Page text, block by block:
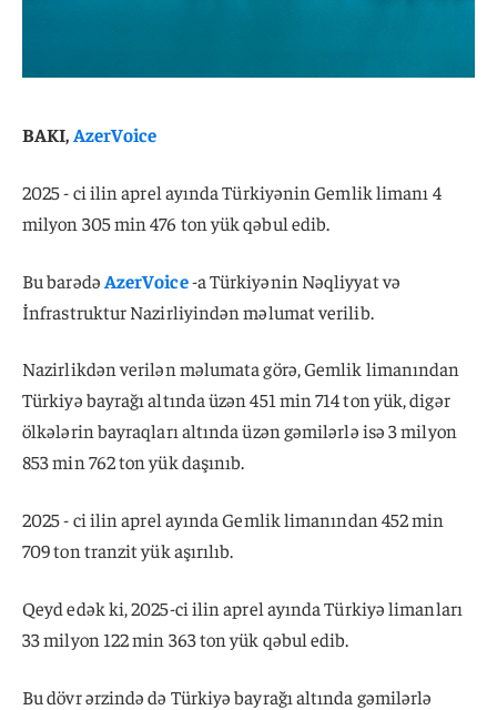
BAKI,AzerVoice
2025 - ci ilin aprel ayında Türkiyənin Gemlik limanı 4
milyon 305 min 476 ton yük qəbul edib.
Bu barədəAzerVoice-a Türkiyənin Nəqliyyat və
İnfrastruktur Nazirliyindən məlumat verilib.
Nazirlikdən verilən məlumata görə, Gemlik limanından
Türkiyə bayrağı altında üzən 451 min 714 ton yük, digər
ölkələrin bayraqları altında üzən gəmilərlə isə 3 milyon
853 min 762 ton yük daşınıb.
2025 - ci ilin aprel ayında Gemlik limanından 452 min
709 ton tranzit yük aşırılıb.
Qeyd edək ki, 2025-ci ilin aprel ayında Türkiyə limanları
33 milyon 122 min 363 ton yük qəbul edib.
Bu dövr ərzində də Türkiyə bayrağı altında gəmilərlə